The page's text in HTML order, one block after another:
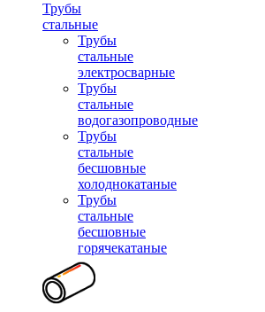
Трубы
стальные
Трубы
стальные
электросварные
Трубы
стальные
водогазопроводные
Трубы
стальные
бесшовные
холоднокатаные
Трубы
стальные
бесшовные
горячекатаные